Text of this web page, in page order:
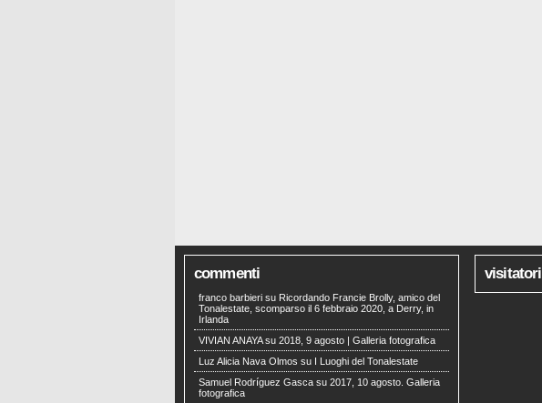
commenti
franco barbieri su Ricordando Francie Brolly, amico del
Tonalestate, scomparso il 6 febbraio 2020, a Derry, in
Irlanda
VIVIAN ANAYAsu 2018, 9 agosto | Galleria fotografica
Luz Alicia Nava Olmos su
I Luoghi del Tonalestate
Samuel Rodríguez Gasca su 2017, 10 agosto. Galleria
fotografica
visitatori